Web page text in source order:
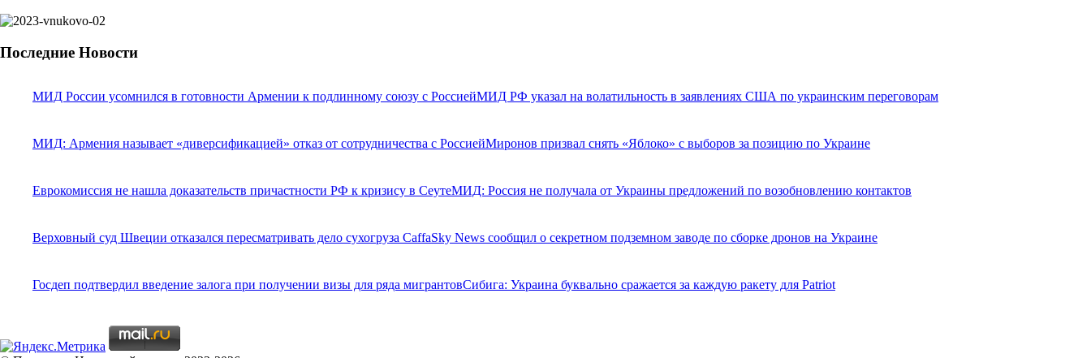
Последние Новости
МИД России усомнился в готовности Армении к подлинному союзу с РоссиейМИД РФ указал на волатильность в заявлениях США по украинским переговорам
МИД: Армения называет «диверсификацией» отказ от сотрудничества с РоссиейМиронов призвал снять «Яблоко» с выборов за позицию по Украине
Еврокомиссия не нашла доказательств причастности РФ к кризису в СеутеМИД: Россия не получала от Украины предложений по возобновлению контактов
Верховный суд Швеции отказался пересматривать дело сухогруза CaffaSky News сообщил о секретном подземном заводе по сборке дронов на Украине
Госдеп подтвердил введение залога при получении визы для ряда мигрантовСибига: Украина буквально сражается за каждую ракету для Patriot